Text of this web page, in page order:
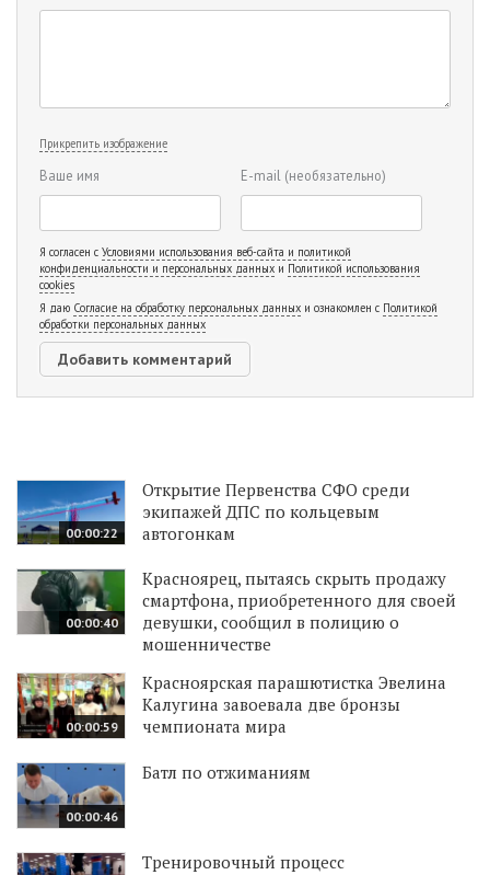
Прикрепить изображение
Ваше имя E-mail (необязательно)
Я согласен с Условиями использования веб-сайта и политикой
конфиденциальности и персональных данных и Политикой использования
cookies
Я даю Согласие на обработку персональных данных и ознакомлен с Политикой
обработки персональных данных
00:00:22
Открытие Первенства СФО среди
экипажей ДПС по кольцевым
автогонкам
00:00:40
Красноярец, пытаясь скрыть продажу
смартфона, приобретенного для своей
девушки, сообщил в полицию о
мошенничестве
00:00:59
Красноярская парашютистка Эвелина
Калугина завоевала две бронзы
чемпионата мира
00:00:46
Батл по отжиманиям
Тренировочный процесс